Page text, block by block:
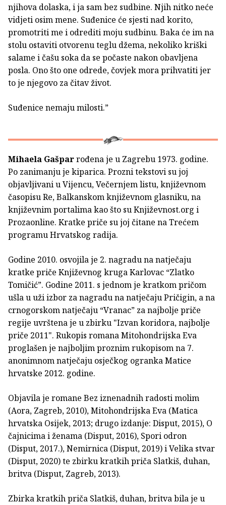
njihova dolaska, i ja sam bez sudbine. Njih nitko neće
vidjeti osim mene. Suđenice će sjesti nad korito,
promotriti me i odrediti moju sudbinu. Baka će im na
stolu ostaviti otvorenu teglu džema, nekoliko kriški
salame i čašu soka da se počaste nakon obavljena
posla. Ono što one odrede, čovjek mora prihvatiti jer
to je njegovo za čitav život.
Suđenice nemaju milosti.”
Mihaela Gašparrođena je u Zagrebu 1973. godine.
Po zanimanju je kiparica. Prozni tekstovi su joj
objavljivani u Vijencu, Večernjem listu, književnom
časopisu Re, Balkanskom književnom glasniku, na
književnim portalima kao što su Književnost.org i
Prozaonline. Kratke priče su joj čitane na Trećem
programu Hrvatskog radija.
Godine 2010. osvojila je 2. nagradu na natječaju
kratke priče Književnog kruga Karlovac “Zlatko
Tomičić”. Godine 2011. s jednom je kratkom pričom
ušla u uži izbor za nagradu na natječaju Pričigin, a na
crnogorskom natječaju “Vranac” za najbolje priče
regije uvrštena je u zbirku "Izvan koridora, najbolje
priče 2011". Rukopis romana Mitohondrijska Eva
proglašen je najboljim proznim rukopisom na 7.
anonimnom natječaju osječkog ogranka Matice
hrvatske 2012. godine.
Objavila je romane Bez iznenadnih radosti molim
(Aora, Zagreb, 2010), Mitohondrijska Eva (Matica
hrvatska Osijek, 2013; drugo izdanje: Disput, 2015), O
čajnicima i ženama (Disput, 2016), Spori odron
(Disput, 2017.), Nemirnica (Disput, 2019) i Velika stvar
(Disput, 2020) te zbirku kratkih priča Slatkiš, duhan,
britva (Disput, Zagreb, 2013).
Zbirka kratkih priča Slatkiš, duhan, britva bila je u